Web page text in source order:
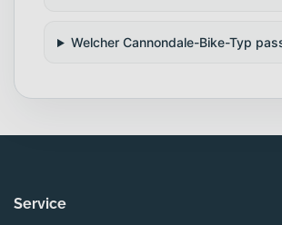
Welcher Cannondale-Bike-Typ
Service